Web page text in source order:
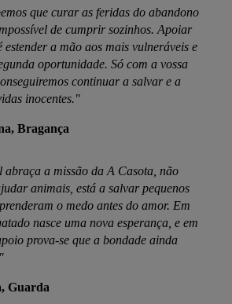
que curar as feridas do abandono
de cumprir sozinhos. Apoiar
estender a mão aos mais vulneráveis e
oportunidade. Só com a vossa
continuar a salvar e a
inocentes."
Bragança
a missão da A Casota, não
animais, está a salvar pequenos
o medo antes do amor. Em
nasce uma nova esperança, e em
prova-se que a bondade ainda
Guarda